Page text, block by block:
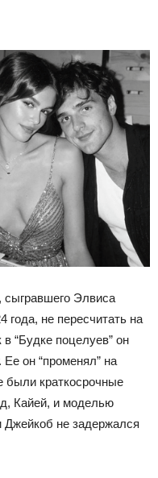
Элвиса
не пересчитать на
“Будке поцелуев” он
он “променял” на
краткосрочные
Кайей, и моделью
не задержался